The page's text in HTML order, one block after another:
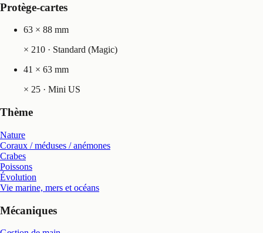
Protège-cartes
63 × 88 mm
× 210 · Standard (Magic)
41 × 63 mm
× 25 · Mini US
Thème
Nature
Coraux / méduses / anémones
Crabes
Poissons
Évolution
Vie marine, mers et océans
Mécaniques